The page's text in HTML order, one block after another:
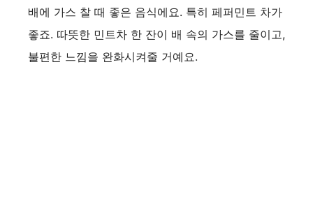
배에 가스 찰 때 좋은 음식에요. 특히 페퍼민트 차가
좋죠. 따뜻한 민트차 한 잔이 배 속의 가스를 줄이고,
불편한 느낌을 완화시켜줄 거예요.